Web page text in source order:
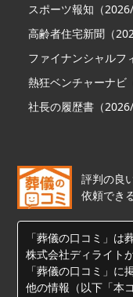
スポーツ報知（2026/
高齢者住宅新聞（
ファイナンシャルフ
熱狂ベンチャーナビ
社長の履歴書（2026/
評判の良
依頼でき
「葬儀の口コミ」は
株式会社ディライト
「葬儀の口コミ」
他の情報（以下「本